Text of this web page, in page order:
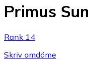
Primus
Rank 14
Skriv omdöme